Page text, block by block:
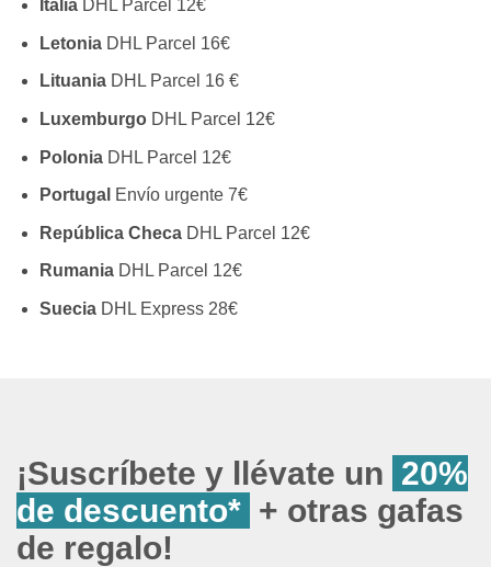
ItaliaDHL Parcel 12€
LetoniaDHL Parcel 16€
LituaniaDHL Parcel 16 €
LuxemburgoDHL Parcel 12€
PoloniaDHL Parcel 12€
Portugal Envío urgente 7€
República ChecaDHL Parcel 12€
RumaniaDHL Parcel 12€
SueciaDHL Express 28€
¡Suscríbete y llévate un 20%
de descuento* + otras gafas
de regalo!